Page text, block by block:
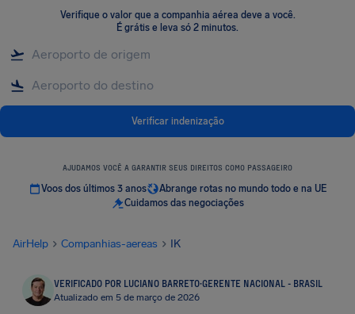
Verifique o valor que a companhia aérea deve a você.
É grátis e leva só 2 minutos.
Verificar indenização
AJUDAMOS VOCÊ A GARANTIR SEUS DIREITOS COMO PASSAGEIRO
Voos dos últimos 3 anos
Abrange rotas no mundo todo e na UE
Cuidamos das negociações
AirHelp Companhias-aereas IK
VERIFICADO POR LUCIANO BARRETO·GERENTE NACIONAL - BRASIL
Atualizado em 5 de março de 2026